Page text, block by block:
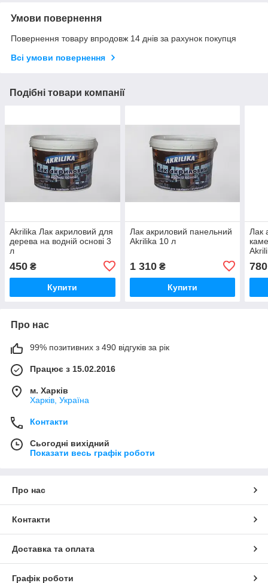
Умови повернення
Повернення товару впродовж 14 днів за рахунок покупця
Всі умови повернення
Подібні товари компанії
Akrilika Лак акриловий для
дерева на водній основі 3
л
450 ₴
Купити
Лак акриловий панельний
Akrilika 10 л
1 310₴
Купити
Лак
780
Про нас
99% позитивних з 490 відгуків за рік
Працює з 15.02.2016
м. Харків
Харків, Україна
Контакти
Сьогодні вихідний
Показати весь графік роботи
Про нас
Контакти
Доставка та оплата
Графік роботи